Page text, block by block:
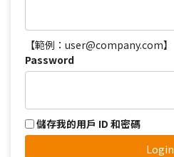
【範例：user@company.com】
Password
儲存我的用戶 ID 和密碼
Login